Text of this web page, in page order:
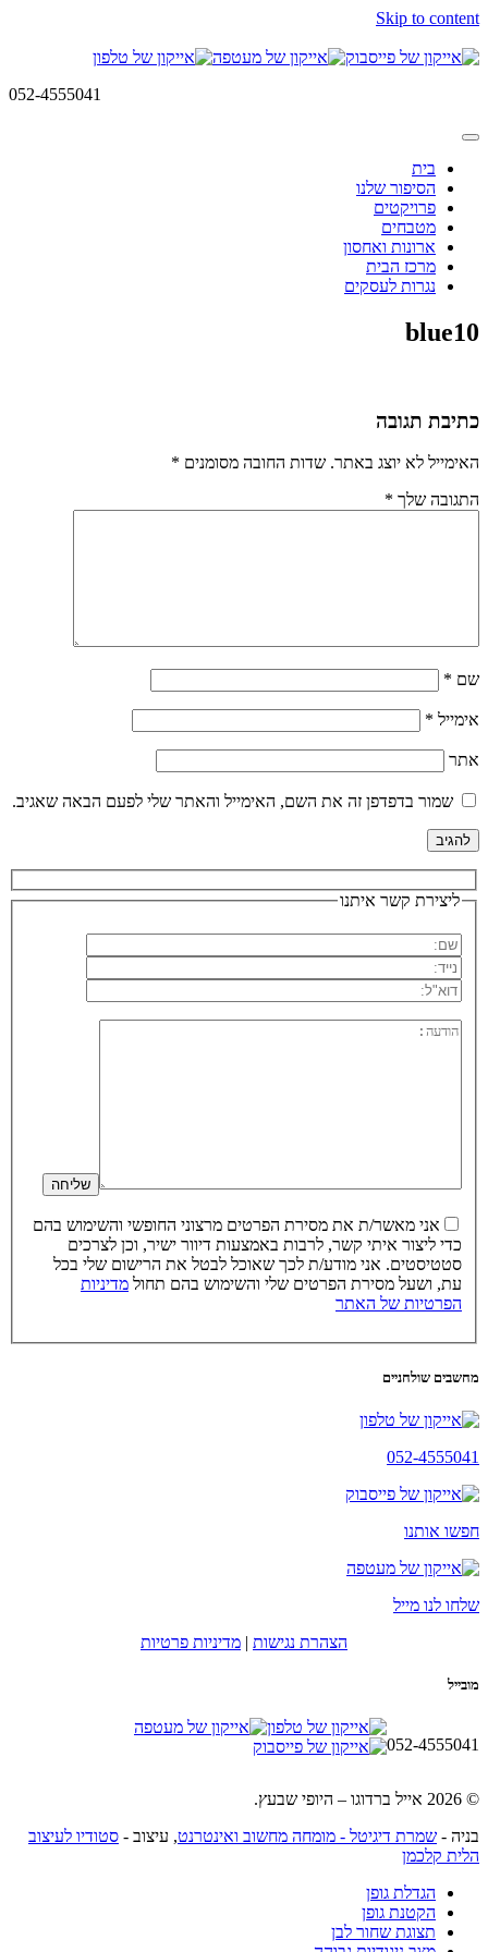
Skip to content
052-4555041
בית
הסיפור שלנו
פרויקטים
מטבחים
ארונות ואחסון
מרכז הבית
נגרות לעסקים
blue10
כתיבת תגובה
האימייל לא יוצג באתר. שדות החובה מסומנים *
התגובה שלך *
שם *
אימייל *
אתר
שמור בדפדפן זה את השם, האימייל והאתר שלי לפעם הבאה שאגיב.
ליצירת קשר איתנו
אני מאשר/ת את מסירת הפרטים מרצוני החופשי והשימוש בהם
כדי ליצור איתי קשר, לרבות באמצעות דיוור ישיר, וכן לצרכים
סטטיסטים. אני מודע/ת לכך שאוכל לבטל את הרישום שלי בכל
עת, ושעל מסירת הפרטים שלי והשימוש בהם תחול מדיניות
הפרטיות של האתר
מחשבים שולחניים
052-4555041
חפשו אותנו
שלחו לנו מייל
הצהרת נגישות | מדיניות פרטיות
מובייל
052-4555041
© 2026 אייל ברדוגו – היופי שבעץ.
בניה - שמרת דיגיטל - מומחה מחשוב ואינטרנט, עיצוב - סטודיו לעיצוב
הלית קלכמן
הגדלת גופן
הקטנת גופן
תצוגת שחור לבן